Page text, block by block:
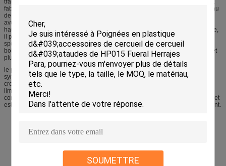
SOUMETTRE
transformé en feuilles de différentes épaisseurs, ainsi il est très utilisé dans la
fabrication de meubles, la construction, et la décoration intérieure. Le panneau
de fibres agglomérées moyen de densité est un matériel poreux homogène
avec de bonnes propriétés acoustiques et est un bon matériel pour faire des
haut-parleurs, des enveloppes de TV et des instruments de musique. En outre,
il peut également être employé pour des bateaux, des véhicules, l'article de
sport, des planchers, des panneaux de mur, des séparations, etc. au lieu du
bois naturel. Il a les caractéristiques du coût bas, du taux d'utilisation simple et
plus économique traitants et hauts que le bois naturel.
le panneau de fibres agglomérées de Milieu-densité est un panneau
synthétique fait d'aubier, matériel de faible diamètre, matériel et bambou à
croissance rapide et d'autres matières végétales avec les ressources en bois
limitées. Le taux d'utilisation complet de bois est haut, qui favorise en
conformité avec la politique de développement de la sylviculture de la Chine et
est la sylviculture viable en Chine. Exécution de la stratégie de développement.